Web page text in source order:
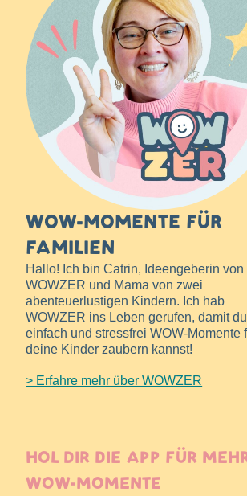
WOW-MOMENTE FÜR
FAMILIEN
Hallo! Ich bin Catrin, Ideengeberin von
WOWZER und Mama von zwei
abenteuerlustigen Kindern. Ich hab
WOWZER ins Leben gerufen, damit du
einfach und stressfrei WOW-Momente
deine Kinder zaubern kannst!
> Erfahre mehr über WOWZER
HOL DIR DIE APP FÜR
WOW-MOMENTE